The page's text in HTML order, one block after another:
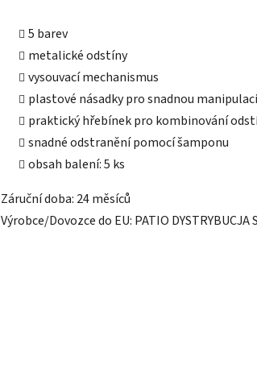
5 barev
metalické odstíny
vysouvací mechanismus
plastové násadky pro snadnou manipulaci
praktický hřebínek pro kombinování
snadné odstranění pomocí šamponu
obsah balení: 5 ks
Záruční doba: 24 měsíců
Výrobce/Dovozce do EU: PATIO DYSTRYBUCJA